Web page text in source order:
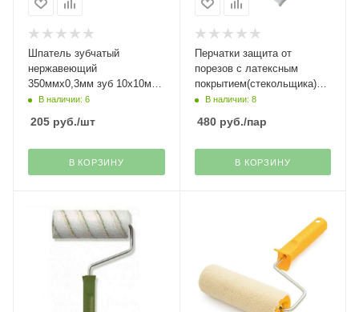
Шпатель зубчатый
нержавеющий
350ммх0,3мм зуб 10х10мм
Stayer
В наличии: 6
205 руб./шт
В КОРЗИНУ
Перчатки защита от
порезов с латексным
покрытием(стекольщика)
Гранит Fiberon
В наличии: 8
480руб./пар
В КОРЗИНУ